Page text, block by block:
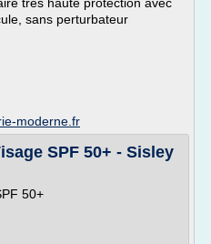
sans perturbateur
moderne.fr
SPF 50+ - Sisley
50+